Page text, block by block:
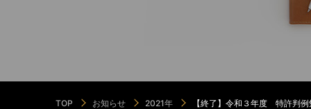
TOP お知らせ 2021年 【終了】令和３年度 特許判